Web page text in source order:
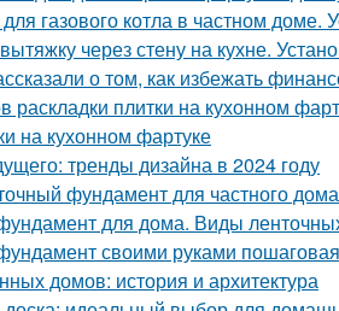
газового котла в частном доме.
через стену на кухне.
о том, как избежать
раскладки плитки на кухонном
на кухонном фартуке
тренды дизайна в 2024 году
фундамент для частного
для дома. Виды
своими руками
домов: история и архитектура